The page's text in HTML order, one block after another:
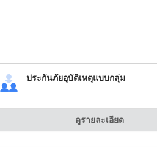
ประกันภัยอุบัติเหตุแบบกลุ่ม
ดูรายละเอียด